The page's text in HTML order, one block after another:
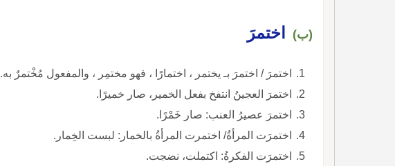
(ب) اختمرَ
اختمرَ / اختمرَ بـ يختمر ، اختمارًا ، فهو مختمِر ، والمفعول مُخْتمرٌ به.
اختمرَ العجينُ انتفخ بفعل الخمير، صار خميرًا.
اختمرَ عصيرُ العنب: صار خَمْرًا.
اختمرَت المرأةُ/ اختمرت المرأةُ بالخمار: لبست الخِمار.
اختمرَت الفكرةُ: اكتملت، نضجت.